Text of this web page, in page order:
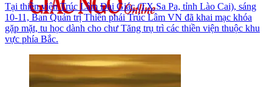
Tại thiền viện Trúc Lâm Đại Giác (TX.Sa Pa, tỉnh Lào Cai), sáng
10-11, Ban Quản trị Thiền phái Trúc Lâm VN đã khai mạc khóa
gặp mặt, tu học dành cho chư Tăng trụ trì các thiền viện thuộc khu
vực phía Bắc.